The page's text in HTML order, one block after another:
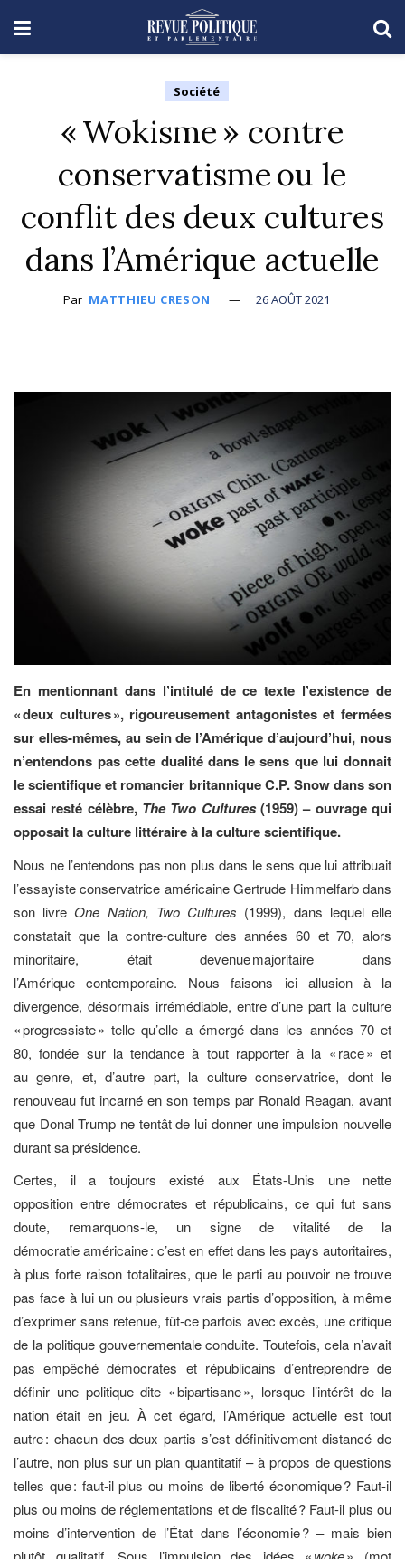
Société
« Wokisme » contre
conservatisme ou le
conflit des deux cultures
dans l’Amérique actuelle
Par MATTHIEU CRESON 26 AOÛT 2021
En mentionnant dans l’intitulé de ce texte l’existence de
« deux cultures », rigoureusement antagonistes et fermées
sur elles-mêmes, au sein de l’Amérique d’aujourd’hui, nous
n’entendons pas cette dualité dans le sens que lui donnait
le scientifique et romancier britannique C.P. Snow dans son
essai resté célèbre, The Two Cultures(1959) – ouvrage qui
opposait la culture littéraire à la culture scientifique.
Nous ne l’entendons pas non plus dans le sens que lui attribuait
l’essayiste conservatrice américaine Gertrude Himmelfarb dans
son livre One Nation, Two Cultures (1999), dans lequel elle
constatait que la contre-culture des années 60 et 70, alors
minoritaire, était devenue majoritaire dans
l’Amérique contemporaine. Nous faisons ici allusion à la
divergence, désormais irrémédiable, entre d’une part la culture
« progressiste » telle qu’elle a émergédans les années 70 et
80, fondée sur la tendanceà tout rapporter à la « race » et
au genre, et, d’autre part, la culture conservatrice, dont le
renouveau fut incarné en son temps par Ronald Reagan, avant
que Donal Trump ne tentât de lui donner une impulsion nouvelle
durant sa présidence.
Certes, il a toujours existé aux États-Unis une nette
opposition entre démocrates et républicains, ce qui fut sans
doute, remarquons-le, un signe de vitalité de la
démocratie américaine : c’est en effet dans les pays autoritaires,
à plus forte raison totalitaires, que le parti au pouvoir ne trouve
pas face à lui un ou plusieurs vrais partis d’opposition, à même
d’exprimer sans retenue, fût-ce parfois avec excès, une critique
de la politique gouvernementale conduite. Toutefois, cela n’avait
pas empêché démocrates et républicains d’entreprendre de
définir une politique dite « bipartisane », lorsque l’intérêt de la
nation était en jeu. À cet égard, l’Amérique actuelle est tout
autre : chacun des deux partis s’est définitivement distancé de
l’autre, non plus sur un plan quantitatif – à propos de questions
telles que : faut-il plus ou moins de liberté économique ? Faut-il
plus ou moins de réglementations et de fiscalité ? Faut-il plus ou
moins d’intervention de l’État dans l’économie ? – mais bien